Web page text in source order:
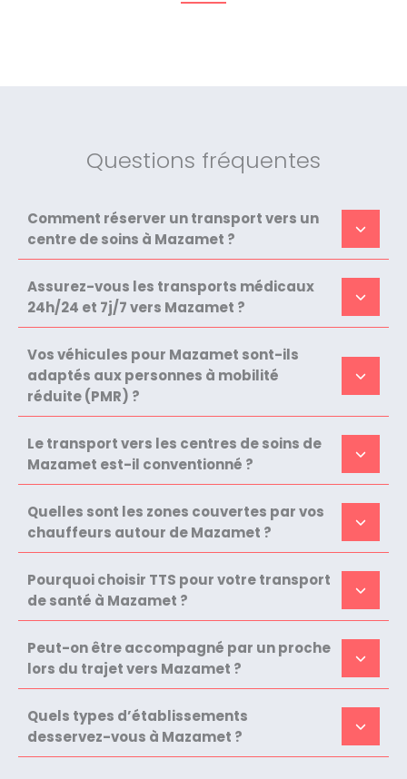
Questions fréquentes
Comment réserver un transport vers un
centre de soins à Mazamet ?
Assurez-vous les transports médicaux
24h/24 et 7j/7 vers Mazamet ?
Vos véhicules pour Mazamet sont-ils
adaptés aux personnes à mobilité
réduite (PMR) ?
Le transport vers les centres de soins de
Mazamet est-il conventionné ?
Quelles sont les zones couvertes par vos
chauffeurs autour de Mazamet ?
Pourquoi choisir TTS pour votre transport
de santé à Mazamet ?
Peut-on être accompagné par un proche
lors du trajet vers Mazamet ?
Quels types d’établissements
desservez-vous à Mazamet ?